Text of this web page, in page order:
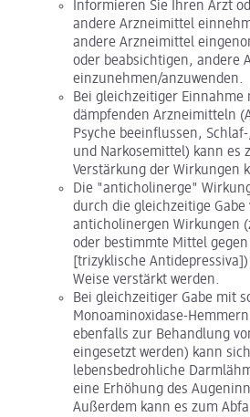
Informieren Sie Ihren Arzt
andere Arzneimittel
andere Arzneimittel
oder beabsichtigen, andere
einzunehmen/anzuwenden.
Bei gleichzeitiger
dämpfenden Arzneimitteln
Psyche beeinflussen,
und Narkosemittel) kann es
Verstärkung der Wirkungen
Die "anticholinerge"
durch die gleichzeitige
anticholinergen Wirkungen
oder bestimmte Mittel
[trizyklische
Weise verstärkt werden.
Bei gleichzeitiger Gabe mit
Monoaminoxidase-
ebenfalls zur Behandlung
eingesetzt werden) kann
lebensbedrohliche
eine Erhöhung des
Außerdem kann es zum